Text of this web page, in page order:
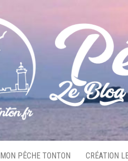
MON PÊCHE TONTON CRÉATION